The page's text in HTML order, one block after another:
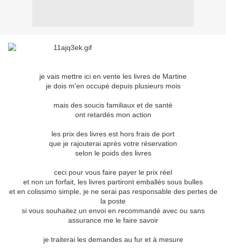
je vais mettre ici en vente les livres de Martine
je dois m'en occupé depuis plusieurs mois
mais des soucis familiaux et de santé
ont retardés mon action
les prix des livres est hors frais de port
que je rajouterai après votre réservation
selon le poids des livres
ceci pour vous faire payer le prix réel
et non un forfait, les livres partiront emballés sous bulles
et en colissimo simple, je ne serai pas responsable des pertes de
la poste
si vous souhaitez un envoi en recommandé avec ou sans
assurance me le faire savoir
je traiterai les demandes au fur et à mesure